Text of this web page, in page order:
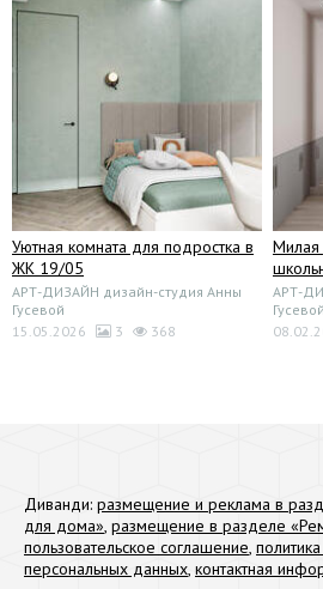
Уютная комната для подростка в
ЖК 19/05
АРТ-ДИЗАЙН дизайн-студия Анны
Гусевой
15.05.2026
3 368
Милая
АРТ-
Гусевой
Диванди: размещение и реклама в
для дома», размещение в разделе
пользовательское соглашение,
персональных данных, контактная